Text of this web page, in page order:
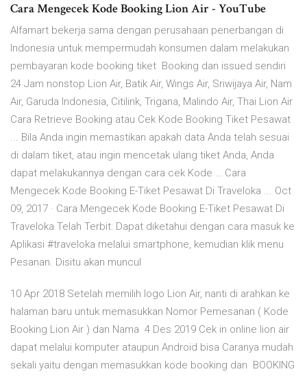
Cara Mengecek Kode Booking Lion Air - YouTube
Alfamart bekerja sama dengan perusahaan penerbangan di
Indonesia untuk mempermudah konsumen dalam melakukan
pembayaran kode booking tiket Booking dan issued sendiri
24 Jam nonstop Lion Air, Batik Air, Wings Air, Sriwijaya Air, Nam
Air, Garuda Indonesia, Citilink, Trigana, Malindo Air, Thai Lion Air
Cara Retrieve Booking atau Cek Kode Booking Tiket Pesawat
... Bila Anda ingin memastikan apakah data Anda telah sesuai
di dalam tiket, atau ingin mencetak ulang tiket Anda, Anda
dapat melakukannya dengan cara cek Kode … Cara
Mengecek Kode Booking E-Tiket Pesawat Di Traveloka ... Oct
09, 2017 · Cara Mengecek Kode Booking E-Tiket Pesawat Di
Traveloka Telah Terbit: Dapat diketahui dengan cara masuk ke
Aplikasi #traveloka melalui smartphone, kemudian klik menu
Pesanan. Disitu akan muncul
10 Apr 2018 Setelah memilih logo Lion Air, nanti di arahkan ke
halaman baru untuk memasukkan Nomor Pemesanan ( Kode
Booking Lion Air ) dan Nama 4 Des 2019 Cek in online lion air
dapat melalui komputer ataupun Android bisa Caranya mudah
sekali yaitu dengan memasukkan kode booking dan BOOKING